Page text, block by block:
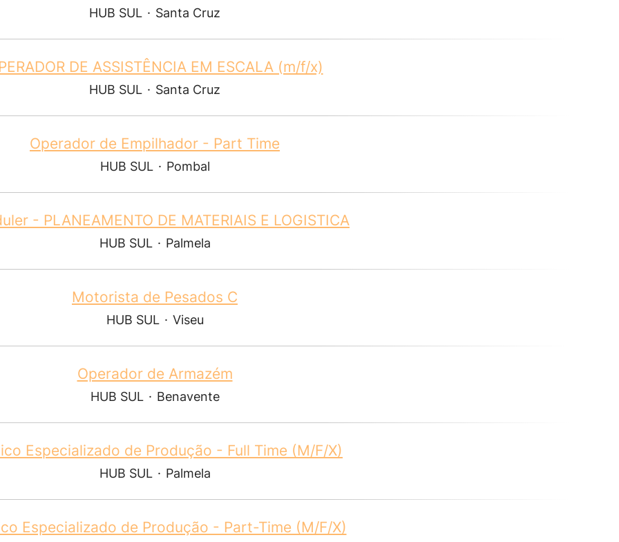
HUB SUL · Santa Cruz
DE ASSISTÊNCIA EM ESCALA (m/f/x)
HUB SUL · Santa Cruz
Operador de Empilhador - Part Time
HUB SUL · Pombal
- PLANEAMENTO DE MATERIAIS E LOGISTICA
HUB SUL · Palmela
Motorista de Pesados C
HUB SUL · Viseu
Operador de Armazém
HUB SUL · Benavente
Especializado de Produção - Full Time (M/F/X)
HUB SUL · Palmela
Especializado de Produção - Part-Time (M/F/X)